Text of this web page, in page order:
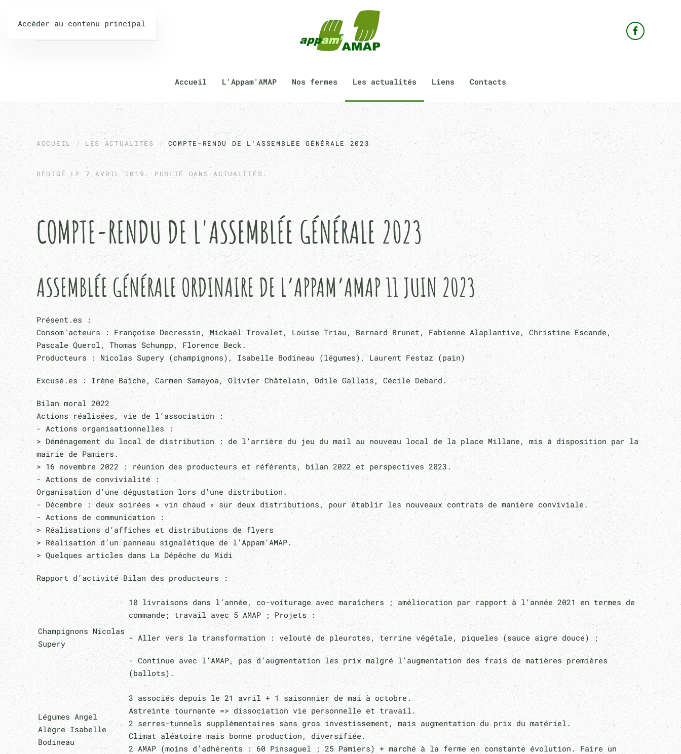
Accéder au contenu principal
Accueil L'Appam'AMAP Nos fermes Les actualités Liens Contacts
ACCUEIL LES ACTUALITÉS COMPTE-RENDU DE L'ASSEMBLÉE GÉNÉRALE 2023
RÉDIGÉ LE 7 AVRIL 2019 . PUBLIÉ DANS ACTUALITÉS.
COMPTE-RENDU DE L'ASSEMBLÉE GÉNÉRALE 2023
ASSEMBLÉE GÉNÉRALE ORDINAIRE DE L’APPAM’AMAP 11 JUIN 2023
Présent.es :
Consom’acteurs : Françoise Decressin, Mickaël Trovalet, Louise Triau, Bernard Brunet, Fabienne Alaplantive, Christine Escande,
Pascale Querol, Thomas Schumpp, Florence Beck.
Producteurs : Nicolas Supery (champignons), Isabelle Bodineau (légumes), Laurent Festaz (pain)
Excusé.es : Irène Baïche, Carmen Samayoa, Olivier Châtelain, Odile Gallais, Cécile Debard.
Bilan moral 2022
Actions réalisées, vie de l’association :
- Actions organisationnelles :
> Déménagement du local de distribution : de l’arrière du jeu du mail au nouveau local de la place Millane, mis à disposition par la
mairie de Pamiers.
> 16 novembre 2022 : réunion des producteurs et référents, bilan 2022 et perspectives 2023.
- Actions de convivialité :
Organisation d’une dégustation lors d’une distribution.
- Décembre : deux soirées « vin chaud » sur deux distributions, pour établir les nouveaux contrats de manière conviviale.
- Actions de communication :
> Réalisations d’affiches et distributions de flyers
> Réalisation d’un panneau signalétique de l’Appam’AMAP.
> Quelques articles dans La Dépêche du Midi
Rapport d’activité Bilan des producteurs :
Champignons Nicolas
Supery
10 livraisons dans l’année, co-voiturage avec maraîchers ; amélioration par rapport à l’année 2021 en termes de
commande; travail avec 5 AMAP ; Projets :
- Aller vers la transformation : velouté de pleurotes, terrine végétale, piqueles (sauce aigre douce) ;
- Continue avec l’AMAP, pas d’augmentation les prix malgré l’augmentation des frais de matières premières
(ballots).
Légumes Angel
Alègre Isabelle
Bodineau
3 associés depuis le 21 avril + 1 saisonnier de mai à octobre.
Astreinte tournante => dissociation vie personnelle et travail.
2 serres-tunnels supplémentaires sans gros investissement, mais augmentation du prix du matériel.
Climat aléatoire mais bonne production, diversifiée.
2 AMAP (moins d’adhérents : 60 Pinsaguel ; 25 Pamiers) + marché à la ferme en constante évolution. Faire un